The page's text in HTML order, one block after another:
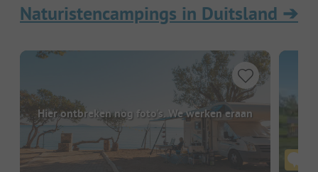
Naturistencampings in Duitsland ➔
Hier ontbreken nog foto's. We werken eraan